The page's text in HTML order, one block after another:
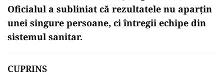
Oficialul a subliniat că rezultatele nu aparțin
unei singure persoane, ci întregii echipe din
sistemul sanitar.
CUPRINS